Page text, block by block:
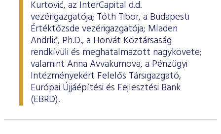
Kurtović, az InterCapital d.d.
vezérigazgatója; Tóth Tibor, a Budapesti
Értéktőzsde vezérigazgatója; Mladen
Andrlić, Ph.D., a Horvát Köztársaság
rendkívüli és meghatalmazott nagykövete;
valamint Anna Avvakumova, a Pénzügyi
Intézményekért Felelős Társigazgató,
Európai Újjáépítési és Fejlesztési Bank
(EBRD).